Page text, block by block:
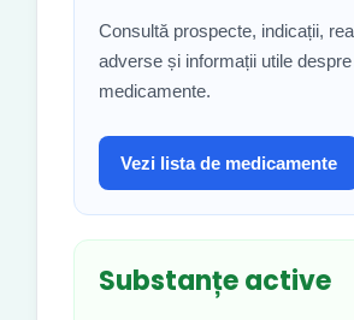
Consultă prospecte, indicații,
adverse și informații utile
medicamente.
Vezi lista de medicamente
Substanțe active